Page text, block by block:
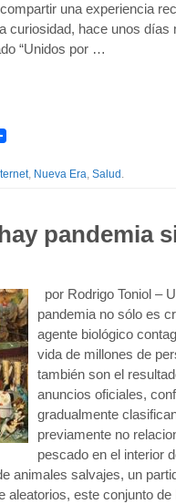
una experiencia
curiosidad, hace unos días
“Unidos por …
, Nueva Era, Salud .
pandemia
por Rodrigo Toniol –
pandemia no sólo es
agente biológico
vida de millones de
también son el
anuncios oficiales,
gradualmente
previamente no
pescado en el interior
animales salvajes, un
aleatorios, este conjunto